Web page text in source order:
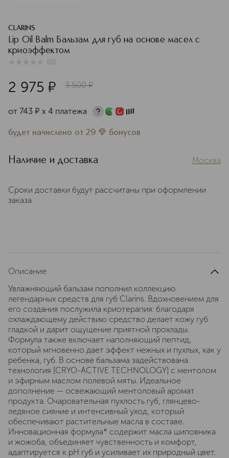
CLARINS
Lip Oil Balm Бальзам для губ на основе масел с
криоэффектом
(0)
2 975 ¤ 3 500 ¤
от 743 ¤ х 4 платежа
будет начислено от 29 бонусов
Наличие и доставка Москва
Сроки доставки будут рассчитаны при оформлении
заказа
Описание
Увлажняющий бальзам пополнил коллекцию
легендарных средств для губ Clarins. Вдохновением для
его создания послужила криотерапия: благодаря
охлаждающему действию средство делает кожу губ
гладкой и дарит ощущение приятной прохлады.
Формула также включает наполняющий пептид,
который мгновенно дает эффект нежных и пухлых, как у
ребенка, губ. В основе бальзама задействована
технология [CRYO-ACTIVE TECHNOLOGY] с ментолом
и эфирным маслом полевой мяты. Идеальное
дополнение — освежающий ментоловый аромат
продукта. Очаровательная пухлость губ, глянцево-
ледяное сияние и интенсивный уход, который
обеспечивают растительные масла в составе.
Инновационная формула* содержит масла шиповника
и жожоба, объединяет чувственность и комфорт,
адаптируется к pH губ и усиливает их природный цвет.